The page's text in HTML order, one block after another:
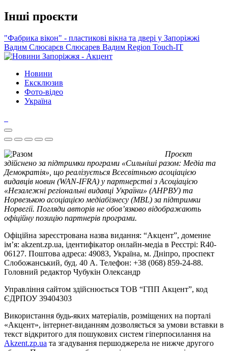
Інші проєкти
"Фабрика вікон" - пластикові вікна та двері у Запоріжжі
Вадим Слюсарєв Слюсарев Вадим Region Touch-IT
Новини
Ексклюзив
Фото-відео
Україна
Проєкт
здійснено за підтримки програми «Сильніші разом: Медіа та
Демократія», що реалізується Всесвітньою асоціацією
видавців новин (WAN-IFRA) у партнерстві з Асоціацією
«Незалежні регіональні видавці України» (АНРВУ) та
Норвезькою асоціацією медіабізнесу (MBL) за підтримки
Норвегії. Погляди авторів не обов’язково відображають
офіційну позицію партнерів програми.
Офіційна зареєстрована назва видання: “Акцент”, доменне
ім’я: akzent.zp.ua, ідентифікатор онлайн-медіа в Реєстрі: R40-
06127. Поштова адреса: 49083, Україна, м. Дніпро, проспект
Слобожанський, буд. 40 А. Телефон: +38 (068) 859-24-88.
Головний редактор Чубукін Олександр
Управління сайтом здійснюється ТОВ “ГПП Акцент”, код
ЄДРПОУ 39404303
Використання будь-яких матеріалів, розміщених на порталі
«Акцент», інтернет-виданням дозволяється за умови вставки в
текст відкритого для пошукових систем гіперпосилання на
Akzent.zp.ua та згадування першоджерела не нижче другого